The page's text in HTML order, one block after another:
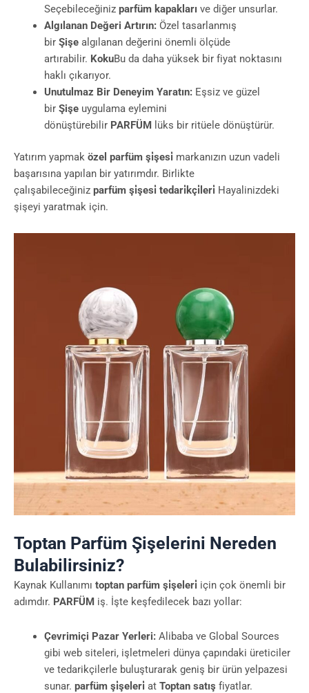
Seçebileceğiniz parfüm kapakları ve diğer unsurlar.
Algılanan Değeri Artırın:Özel tasarlanmış
bir Şişealgılanan değerini önemli ölçüde
artırabilir. KokuBu da daha yüksek bir fiyat noktasını
haklı çıkarıyor.
Unutulmaz Bir Deneyim Yaratın:Eşsiz ve güzel
bir Şişeuygulama eylemini
dönüştürebilir PARFÜM lüks bir ritüele dönüştürür.
Yatırım yapmak özel parfüm şi̇şesi̇ markanızın uzun vadeli
başarısına yapılan bir yatırımdır. Birlikte
çalışabileceğiniz parfüm şi̇şesi̇ tedari̇kçi̇leri̇ Hayalinizdeki
şişeyi yaratmak için.
Toptan Parfüm Şişelerini Nereden
Bulabilirsiniz?
Kaynak Kullanımı toptan parfüm şi̇şeleri̇ için çok önemli bir
adımdır. PARFÜM iş. İşte keşfedilecek bazı yollar:
Çevrimiçi Pazar Yerleri:Alibaba ve Global Sources
gibi web siteleri, işletmeleri dünya çapındaki üreticiler
ve tedarikçilerle buluşturarak geniş bir ürün yelpazesi
sunar. parfüm şi̇şeleri̇ at Toptan satış fiyatlar.